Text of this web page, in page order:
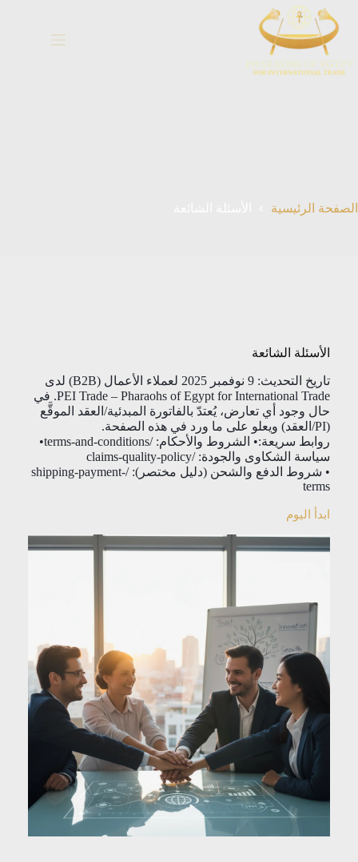
المحتوى
الصفحة الرئيسية
الأسئلة الشائعة
تاريخ التحديث: 9 نوفمبر 2025 لعملاء الأعمال (B2B) لدى
PEI Trade – Pharaohs of Egypt for International Trade. في
حال وجود أي تعارض، يُعتدّ بالفاتورة المبدئية/العقد الموقَّع
(PI/العقد) ويعلو على ما ورد في هذه الصفحة.
روابط سريعة:• الشروط والأحكام: /terms-and-conditions•
سياسة الشكاوى والجودة: /claims-quality-policy
• شروط الدفع والشحن (دليل مختصر): /shipping-payment-
terms
ابدأ اليوم